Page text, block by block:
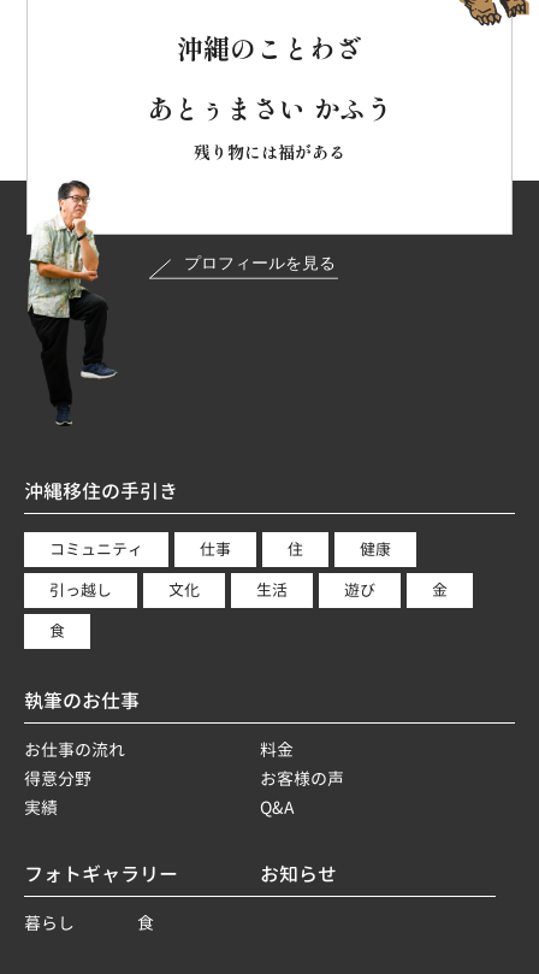
沖縄のことわざ
あとぅまさい かふう
残り物には福がある
沖縄移住の手引き
コミュニティ 仕事 住
健康
引っ越し
文化 生活 遊び
金
食
執筆のお仕事
お仕事の流れ
料金
得意分野
お客様の声
実績
Q&A
フォトギャラリー
暮らし 食
お知らせ